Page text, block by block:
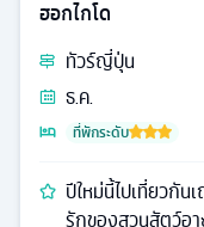
ฮอกไกโด
ทัวร์ญี่ปุ่น
ธ.ค.
ที่พักระดับ
ปีใหม่นี้ไปเที่ยวกันเถ
รักของสวนสัตว์อา